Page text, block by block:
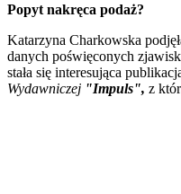
Popyt nakręca podaż?
Katarzyna Charkowska
danych poświęconych
stała się interesująca
Wydawniczej "Impuls", z